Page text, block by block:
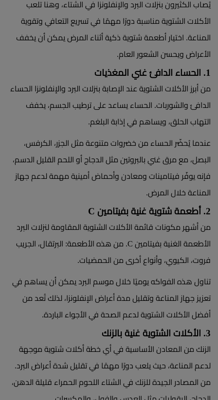
يُصاب الكثيرون بنزلات البرد والإنفلونزا في الشتاء، وهنا تلعب
الأكلات الشتوية مناسبة دورًا مهمًا في تسريع التعافي وتقوية
المناعة. اختيار أطعمة شتوية ذكية أثناء المرض يمكن أن يخفف
الأعراض ويحسن الشعور العام.
1. الحساء الدافئ غني المغذيات
من أبرز الأكلات الشتوية عند الإصابة بنزلات البرد والإنفلونزا الحساء
الدافئ والشوربات. الحساء يساعد على ترطيب الجسم، يخفف
التهاب الحلق، ويساهم في إذابة البلغم.
عندما يُحضّر الحساء من خضروات متنوعة مثل الجزر، الكرفس،
البصل، مع مرق غني بالبروتين مثل الدجاج أو اللحم القليل الدسم،
فإنه يوفّر فيتامينات ومعادن وأحماض أمينية مهمة لدعم جهاز
المناعة خلال المرض.
2. أطعمة شتوية غنية بفيتامين C
من أشهر مكونات قائمة الأكلات الشتوية المقاومة لنزلات البرد
الأطعمة الغنية بفيتامين C. من هذه الأطعمة: البرتقال، الجريب
فروت، الكيوي، وأنواع أخرى من الحمضيات.
تناول هذه الفواكه يوميًا خلال موسم البرد يمكن أن يساهم في
تعزيز جهاز المناعة وتقليل مدة أعراض الإنفلونزا، لذلك تُعد من
أفضل الأكلات الشتوية لدعم الصحة في الأجواء الباردة.
3. الأكلات الشتوية غنية بالزنك
الزنك من المعادن الأساسية في أي خطة أكلات شتوية موجهة
لدعم المناعة، حيث يلعب دورًا مهمًا في تقليل شدة أعراض البرد.
من المصادر الجيدة للزنك في الشتاء اللحوم الحمراء قليلة الدهن،